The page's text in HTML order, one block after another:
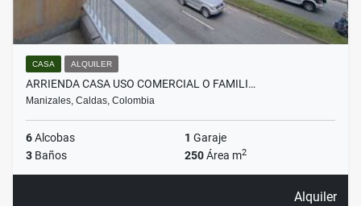
CASA ALQUILER
ARRIENDA CASA USO COMERCIAL O FAMILI…
Manizales, Caldas, Colombia
6Alcobas 1 Garaje
3 Baños 250Área m2
Alquiler